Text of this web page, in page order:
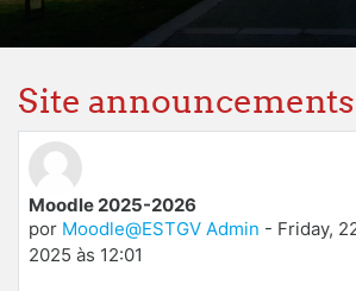
Site announcements
Moodle 2025-2026
por Moodle@ESTGV Admin - Friday,
2025 às 12:01